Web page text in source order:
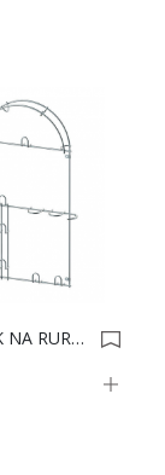
WIESZAK NA RURĘ DO ODKURZACZA DUŻY EFEKT CHROM 0021463